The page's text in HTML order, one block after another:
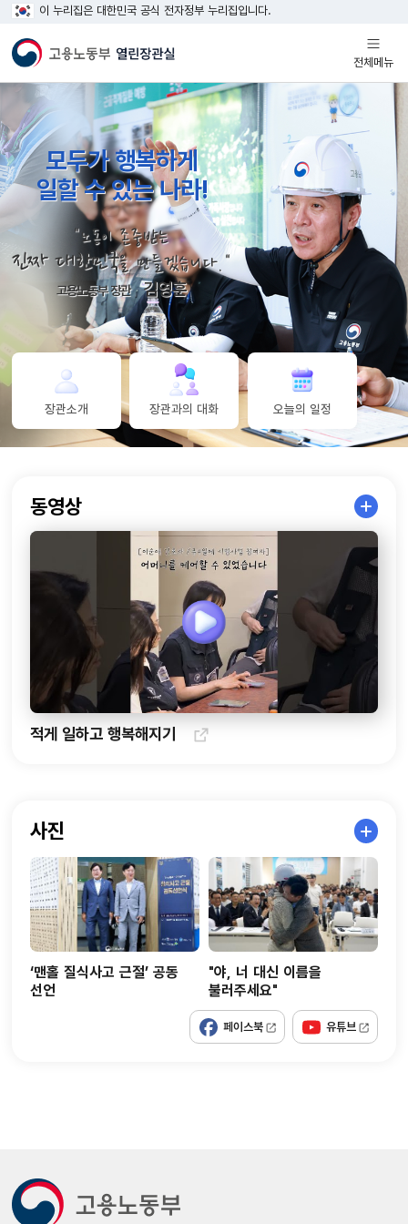
이 누리집은 대한민국 공식 전자정부 누리집입니다.
전체메뉴
열기
메인
비주얼
영역
모두가 행복하게
일할 수 있는 나라!
"노동이 존중받는
진짜 대한민국을 만들겠습니다."
고용노동부 장관 김영훈
장관소개 장관과의 대화 오늘의 일정
현장속으로로
구성되어
있습니다.
동영상
적게 일하고 행복해지기
사진
‘맨홀 질식사고 근절’ 공동
선언
"야, 너 대신 이름을
불러주세요"
페이스북 유튜브